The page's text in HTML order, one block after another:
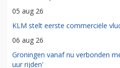
05 aug 26
KLM stelt eerste commerciële
06 aug 26
Groningen vanaf nu verbonden
uur rijden'